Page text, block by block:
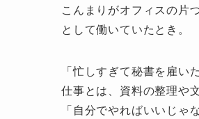
こんまりがオフィスの片
として働いていたとき。
「忙しすぎて秘書を雇
仕事とは、資料の整理や
「自分でやればいいじゃ